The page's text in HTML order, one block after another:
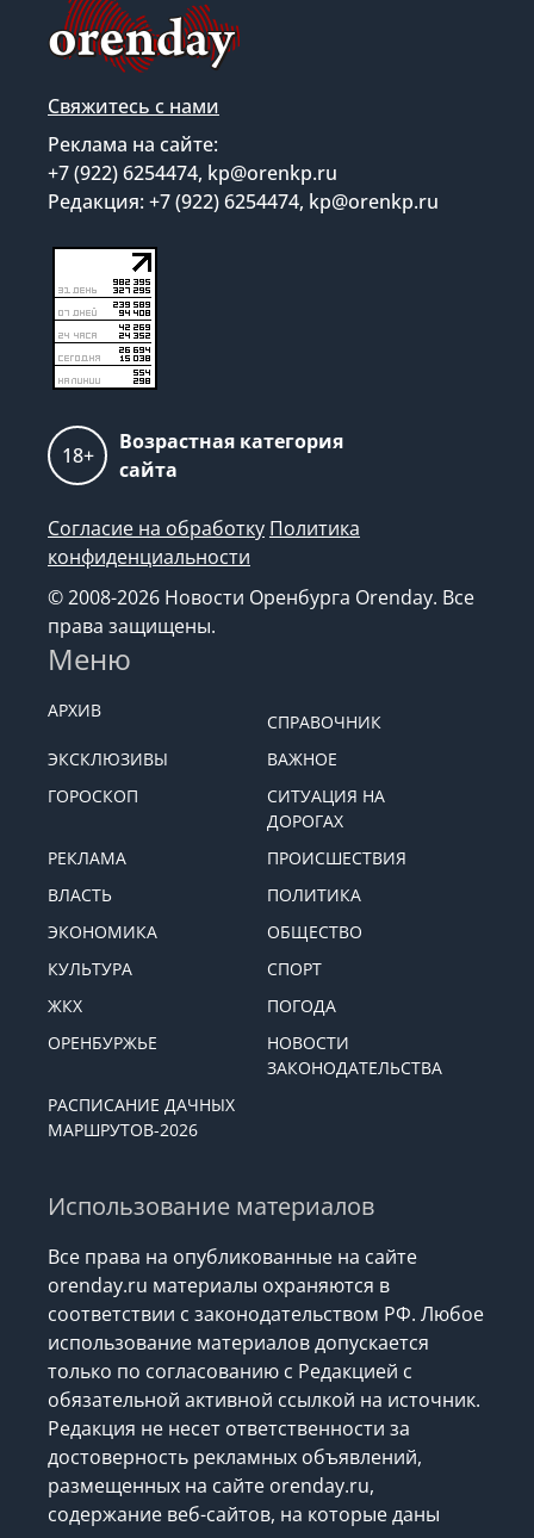
Свяжитесь с нами
Реклама на сайте:
+7 (922) 6254474, kp@orenkp.ru
Редакция: +7 (922) 6254474, kp@orenkp.ru
18+
Возрастная категория
сайта
Согласие на обработку Политика
конфиденциальности
© 2008-2026 Новости Оренбурга Orenday. Все
права защищены.
Меню
АРХИВ
СПРАВОЧНИК
ЭКСКЛЮЗИВЫ
ВАЖНОЕ
ГОРОСКОП
СИТУАЦИЯ НА
ДОРОГАХ
РЕКЛАМА
ПРОИСШЕСТВИЯ
ВЛАСТЬ
ПОЛИТИКА
ЭКОНОМИКА
ОБЩЕСТВО
КУЛЬТУРА
СПОРТ
ЖКХ
ПОГОДА
ОРЕНБУРЖЬЕ
НОВОСТИ
ЗАКОНОДАТЕЛЬСТВА
РАСПИСАНИЕ ДАЧНЫХ
МАРШРУТОВ-2026
Использование материалов
Все права на опубликованные на сайте
orenday.ru материалы охраняются в
соответствии с законодательством РФ. Любое
использование материалов допускается
только по согласованию с Редакцией с
обязательной активной ссылкой на источник.
Редакция не несет ответственности за
достоверность рекламных объявлений,
размещенных на сайте orenday.ru,
содержание веб-сайтов, на которые даны